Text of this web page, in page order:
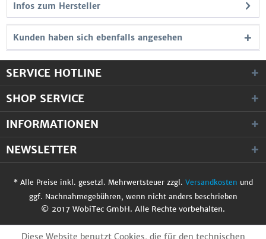
Infos zum Hersteller
Kunden haben sich ebenfalls angesehen
SERVICE HOTLINE
SHOP SERVICE
INFORMATIONEN
NEWSLETTER
* Alle Preise inkl. gesetzl. Mehrwertsteuer zzgl. Versandkosten und
ggf. Nachnahmegebühren, wenn nicht anders beschrieben
© 2017 WobiTec GmbH. Alle Rechte vorbehalten.
Diese Website benutzt Cookies, die für den technischen